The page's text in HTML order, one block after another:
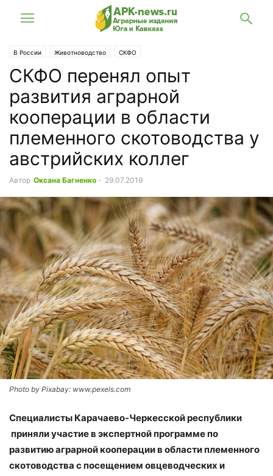
В России Животноводство СКФО
СКФО перенял опыт
развития аграрной
кооперации в области
племенного скотоводства у
австрийских коллег
Автор Оксана Багненко - 29.07.2019
Photo by Pixabay: www.pexels.com
Специалисты Карачаево-Черкесской республики
приняли участие в экспертной программе по
развитию аграрной кооперации в области племенного
скотоводства с посещением овцеводческих и